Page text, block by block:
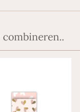
combineren..